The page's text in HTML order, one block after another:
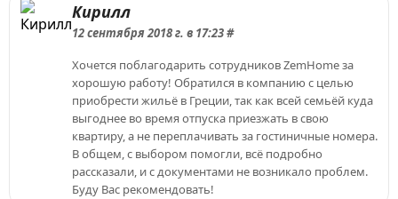
Кирилл
12 сентября 2018 г. в 17:23 #
Хочется поблагодарить сотрудников ZemHome за
хорошую работу! Обратился в компанию с целью
приобрести жильё в Греции, так как всей семьёй куда
выгоднее во время отпуска приезжать в свою
квартиру, а не переплачивать за гостиничные номера.
В общем, с выбором помогли, всё подробно
рассказали, и с документами не возникало проблем.
Буду Вас рекомендовать!